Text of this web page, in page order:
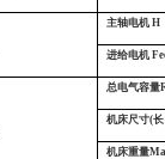
主轴电机 H
进给电机 F
总电气容量
机床尺寸(
机床重量